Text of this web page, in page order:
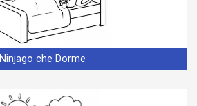
Ninjago che Dorme